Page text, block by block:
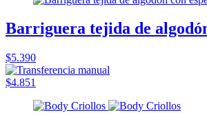
Barriguera tejida de
$5.390
$4.851